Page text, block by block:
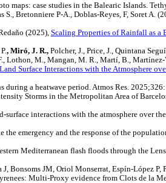
maps: case studies in the Balearic Islands.
S., Bretonniere P-A., Doblas-Reyes, F, Soret A.
(2025), Scaling Properties of Rainfall as
, Miró, J. R.,Polcher, J., Price, J., Quintana
Lothon, M., Mangan, M. R., Martí, B.,
Surface Interactions with the Atmosphere
during a heatwave period. Atmos Res.
Storms in the Metropolitan Area of
surface interactions with the atmosphere over
emergency and the response of the
Mediterranean flash floods through the
Bonsoms JM, Oriol Monserrat, Espín-López
Multi-Proxy evidence from Clots de la